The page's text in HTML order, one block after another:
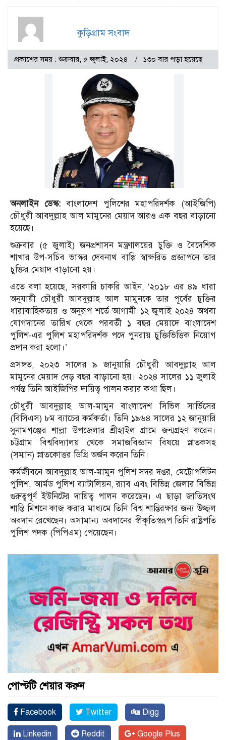
কুড়িগ্রাম সংবাদ
প্রকাশের সময় : শুক্রবার, ৫ জুলাই, ২০২৪ ১৩০ বার পড়া হয়েছে
অনলাইন ডেস্ক:বাংলাদেশ পুলিশের মহাপরিদর্শক (আইজিপি)
চৌধুরী আবদুল্লাহ আল মামুনের মেয়াদ আরও এক বছর বাড়ানো
হয়েছে।
শুক্রবার (৫ জুলাই) জনপ্রশাসন মন্ত্রণালয়ের চুক্তি ও বৈদেশিক
শাখার উপ-সচিব ভাস্কর দেবনাথ বাপ্পি স্বাক্ষরিত প্রজ্ঞাপনে তার
চুক্তির মেয়াদ বাড়ানো হয়।
এতে বলা হয়েছে, সরকারি চাকরি আইন, ‘২০১৮ এর ৪৯ ধারা
অনুযায়ী চৌধুরী আবদুল্লাহ আল মামুনকে তার পূর্বের চুক্তির
ধারাবাহিকতায় ও অনুরূপ শর্তে আগামী ১২ জুলাই ২০২৪ অথবা
যোগদানের তারিখ থেকে পরবর্তী ১ বছর মেয়াদে বাংলাদেশ
পুলিশ-এর পুলিশ মহাপরিদর্শক পদে পুনরায় চুক্তিভিত্তিক নিয়োগ
প্রদান করা হলো।’
প্রসঙ্গত, ২০২৩ সালের ৯ জানুয়ারি চৌধুরী আবদুল্লাহ আল
মামুনের মেয়াদ দেড় বছর বাড়ানো হয়। ২০২৪ সালের ১১ জুলাই
পর্যন্ত তিনি আইজিপির দায়িত্ব পালন করার কথা ছিল।
চৌধুরী আবদুল্লাহ আল-মামুন বাংলাদেশ সিভিল সার্ভিসের
(বিসিএস) ৮ম ব্যাচের কর্মকর্তা। তিনি ১৯৬৪ সালের ১২ জানুয়ারি
সুনামগঞ্জের শাল্লা উপজেলার শ্রীহাইল গ্রামে জন্মগ্রহণ করেন।
চট্টগ্রাম বিশ্ববিদ্যালয় থেকে সমাজবিজ্ঞান বিষয়ে স্নাতকসহ
(সম্মান) স্নাতকোত্তর ডিগ্রি অর্জন করেন তিনি।
কর্মজীবনে আবদুল্লাহ আল-মামুন পুলিশ সদর দপ্তর, মেট্রোপলিটন
পুলিশ, আর্মড পুলিশ ব্যাটালিয়ন, র‌্যাব এবং বিভিন্ন জেলার বিভিন্ন
গুরুত্বপূর্ণ ইউনিটের দায়িত্ব পালন করেছেন। এ ছাড়া জাতিসংঘ
শান্তি মিশনে কাজ করার মাধ্যমে তিনি বিশ্ব শান্তিরক্ষার জন্য উজ্জ্বল
অবদান রেখেছেন। অসামান্য অবদানের স্বীকৃতিস্বরূপ তিনি রাষ্ট্রপতি
পুলিশ পদক (পিপিএম) পেয়েছেন।
পোস্টটি শেয়ার করুন
Facebook Twitter Digg
Linkedin Reddit Google Plus